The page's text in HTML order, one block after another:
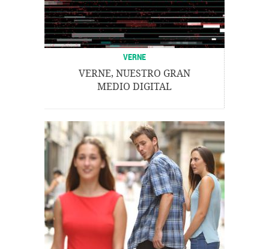
VERNE
VERNE, NUESTRO GRAN
MEDIO DIGITAL